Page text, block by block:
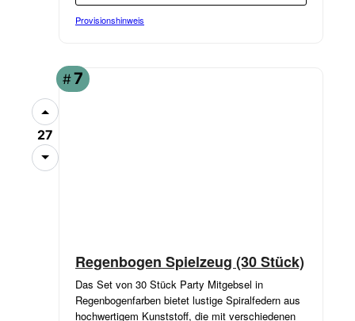
Provisionshinweis
#7
27
Regenbogen Spielzeug (30 Stück)
Das Set von 30 Stück Party Mitgebsel in
Regenbogenfarben bietet lustige Spiralfedern aus
hochwertigem Kunststoff, die mit verschiedenen